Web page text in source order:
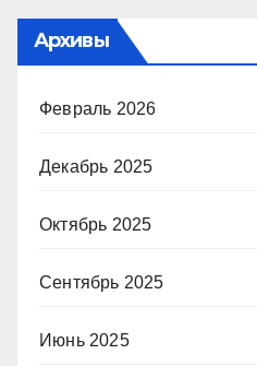
Архивы
Февраль 2026
Декабрь 2025
Октябрь 2025
Сентябрь 2025
Июнь 2025